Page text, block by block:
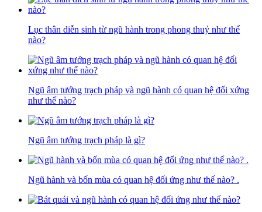
Lục thân diễn sinh từ ngũ hành trong phong thuỷ như thế
nào?
Ngũ âm tướng trạch pháp và ngũ hành có quan hệ đối xứng
như thế nào?
Ngũ âm tướng trạch pháp là gì?
Ngũ hành và bốn mùa có quan hệ đối ứng như thế nào? .